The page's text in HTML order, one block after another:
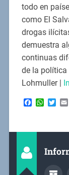
todo en
como El
drogas
demuestra
continuas
de la política
Lohmuller |
Facebook